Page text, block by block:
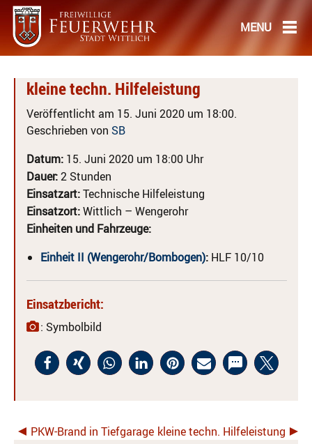
kleine techn. Hilfeleistung
Veröffentlicht am 15. Juni 2020 um 18:00.
Geschrieben von SB
Datum: 15. Juni 2020 um 18:00 Uhr
Dauer:2 Stunden
Einsatzart:Technische Hilfeleistung
Einsatzort:Wittlich – Wengerohr
Einheiten und Fahrzeuge:
Einheit II (Wengerohr/Bombogen): HLF 10/10
Einsatzbericht:
: Symbolbild
PKW-Brand in Tiefgarage kleine techn. Hilfeleistung